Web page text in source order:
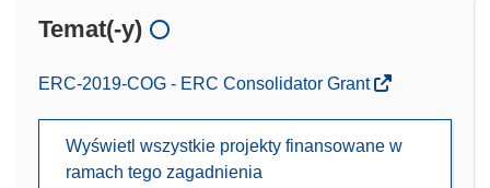
Temat(-y)
ERC-2019-COG - ERC Consolidator Grant
Wyświetl wszystkie projekty finansowane w
ramach tego zagadnienia